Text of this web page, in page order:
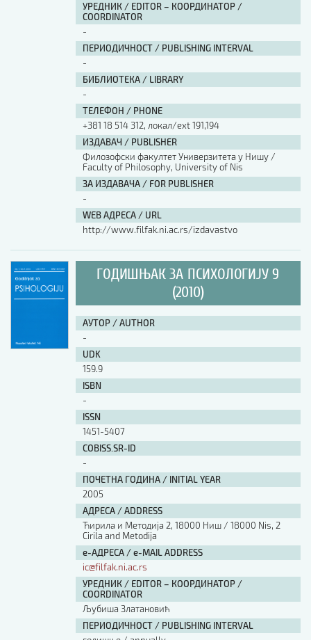
УРЕДНИК / EDITOR – КООРДИНАТОР /
COORDINATOR
-
ПЕРИОДИЧНОСТ / PUBLISHING INTERVAL
-
БИБЛИОТЕКА / LIBRARY
-
ТЕЛЕФОН / PHONE
+381 18 514 312, локал/ext 191,194
ИЗДАВАЧ / PUBLISHER
Филозофски факултет Универзитета у Нишу /
Faculty of Philosophy, University of Nis
ЗА ИЗДАВАЧА / FOR PUBLISHER
-
WEB АДРЕСА / URL
http://www.filfak.ni.ac.rs/izdavastvo
ГОДИШЊАК ЗА ПСИХОЛОГИЈУ 9
(2010)
АУТОР / AUTHOR
-
UDK
159.9
ISBN
-
ISSN
1451-5407
COBISS.SR-ID
-
ПОЧЕТНА ГОДИНА / INITIAL YEAR
2005
АДРЕСА / ADDRESS
Ћирила и Методија 2, 18000 Ниш / 18000 Nis, 2
Cirila and Metodija
е-АДРЕСА / e-MAIL ADDRESS
ic@filfak.ni.ac.rs
УРЕДНИК / EDITOR – КООРДИНАТОР /
COORDINATOR
Љубиша Златановић
ПЕРИОДИЧНОСТ / PUBLISHING INTERVAL